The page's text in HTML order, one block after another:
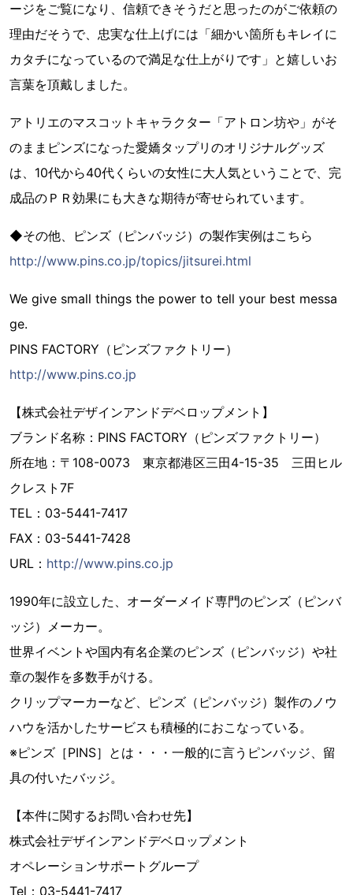
ージをご覧になり、信頼できそうだと思ったのがご依頼の
理由だそうで、忠実な仕上げには「細かい箇所もキレイに
カタチになっているので満足な仕上がりです」と嬉しいお
言葉を頂戴しました。
アトリエのマスコットキャラクター「アトロン坊や」がそ
のままピンズになった愛嬌タップリのオリジナルグッズ
は、10代から40代くらいの女性に大人気ということで、完
成品のＰＲ効果にも大きな期待が寄せられています。
◆その他、ピンズ（ピンバッジ）の製作実例はこちら
http://www.pins.co.jp/topics/jitsurei.html
We give small things the power to tell your best messa
ge.
PINS FACTORY（ピンズファクトリー）
http://www.pins.co.jp
【株式会社デザインアンドデベロップメント】
ブランド名称：PINS FACTORY（ピンズファクトリー）
所在地：〒108-0073 東京都港区三田4-15-35 三田ヒル
クレスト7F
TEL：03-5441-7417
FAX：03-5441-7428
URL： http://www.pins.co.jp
1990年に設立した、オーダーメイド専門のピンズ（ピンバ
ッジ）メーカー。
世界イベントや国内有名企業のピンズ（ピンバッジ）や社
章の製作を多数手がける。
クリップマーカーなど、ピンズ（ピンバッジ）製作のノウ
ハウを活かしたサービスも積極的におこなっている。
※ピンズ［PINS］とは・・・一般的に言うピンバッジ、留
具の付いたバッジ。
【本件に関するお問い合わせ先】
株式会社デザインアンドデベロップメント
オペレーションサポートグループ
Tel：03-5441-7417